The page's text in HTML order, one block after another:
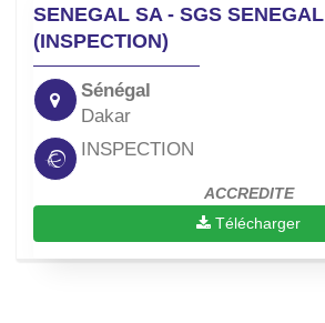
SENEGAL SA - SGS SENEGAL
(INSPECTION)
Sénégal
Dakar
INSPECTION
ACCREDITE
Télécharger